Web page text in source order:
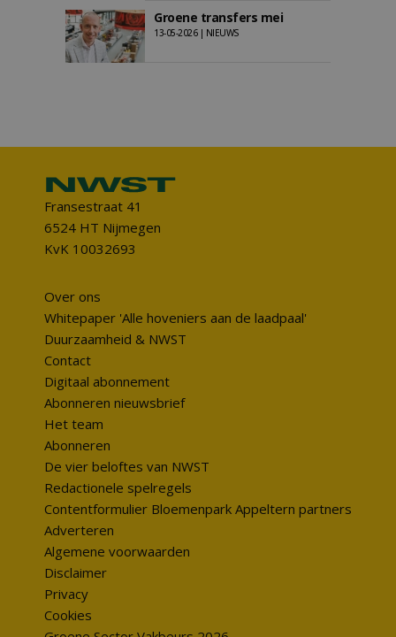
Groene transfers mei
13-05-2026 | NIEUWS
Fransestraat 41
6524 HT Nijmegen
KvK 10032693
Over ons
Whitepaper 'Alle hoveniers aan de laadpaal'
Duurzaamheid & NWST
Contact
Digitaal abonnement
Abonneren nieuwsbrief
Het team
Abonneren
De vier beloftes van NWST
Redactionele spelregels
Contentformulier Bloemenpark Appeltern partners
Adverteren
Algemene voorwaarden
Disclaimer
Privacy
Cookies